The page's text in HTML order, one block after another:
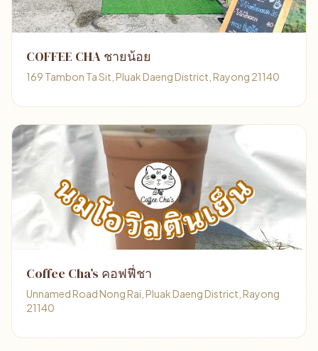
COFFEE CHA ชายน้อย
169 Tambon Ta Sit, Pluak Daeng District, Rayong 21140
Coffee Cha’s คอฟฟี่ชา
Unnamed Road Nong Rai, Pluak Daeng District, Rayong
21140